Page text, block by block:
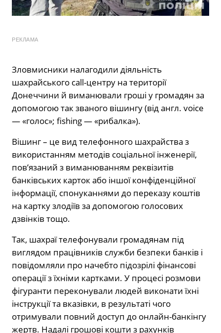
РЕКЛАМА
Зловмисники налагодили діяльність
шахрайського call-центру на території
Донеччини й виманювали гроші у громадян за
допомогою так званого вішингу (від англ. voice
— «голос»; fishing — «рибалка»).
Вішинг – це вид телефонного шахрайства з
використанням методів соціальної інженерії,
пов’язаний з виманюванням реквізитів
банківських карток або іншої конфіденційної
інформації, спонуканнями до переказу коштів
на картку злодіїв за допомогою голосових
дзвінків тощо.
Так, шахраї телефонували громадянам під
виглядом працівників служби безпеки банків і
повідомляли про начебто підозрілі фінансові
операції з їхніми картками. У процесі розмови
фігуранти переконували людей виконати їхні
інструкції та вказівки, в результаті чого
отримували повний доступ до онлайн-банкінгу
жертв. Надалі грошові кошти з рахунків